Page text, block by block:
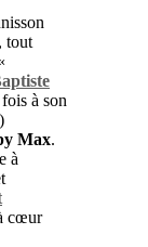
tout
à son
Max.
à
cœur